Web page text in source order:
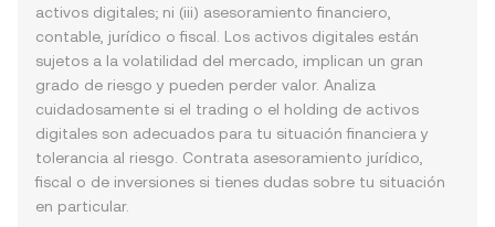
activos digitales; ni (iii) asesoramiento financiero,
contable, jurídico o fiscal. Los activos digitales están
sujetos a la volatilidad del mercado, implican un gran
grado de riesgo y pueden perder valor. Analiza
cuidadosamente si el trading o el holding de activos
digitales son adecuados para tu situación financiera y
tolerancia al riesgo. Contrata asesoramiento jurídico,
fiscal o de inversiones si tienes dudas sobre tu situación
en particular.